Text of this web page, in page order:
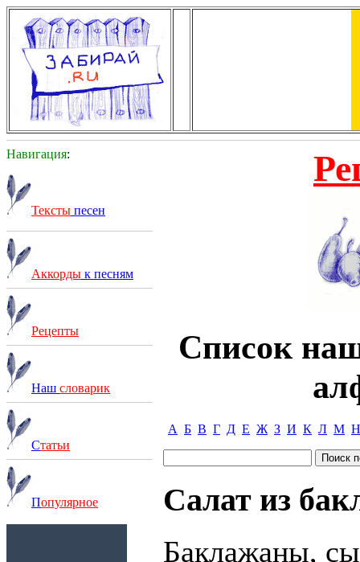
Навигация:
Тексты песен
Аккорды к песням
Рецепты
Наш словарик
Статьи
Популярное
Список
А Б В Г Д Е Ж З И К Л М Н
Салат из
Баклажаны,